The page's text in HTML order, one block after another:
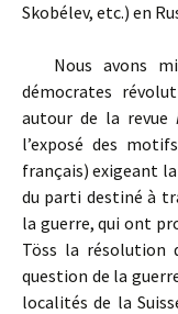
Skobélev, etc.) en
Nous avons
démocrates
autour de la revue
l’exposé des
français) exigeant
du parti destiné à
la guerre, qui ont
Töss la résolution
question de la
localités de la